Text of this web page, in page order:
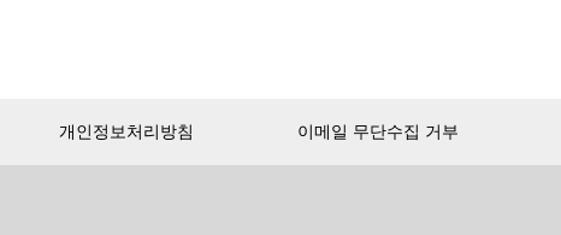
개인정보처리방침 이메일 무단수집 거부